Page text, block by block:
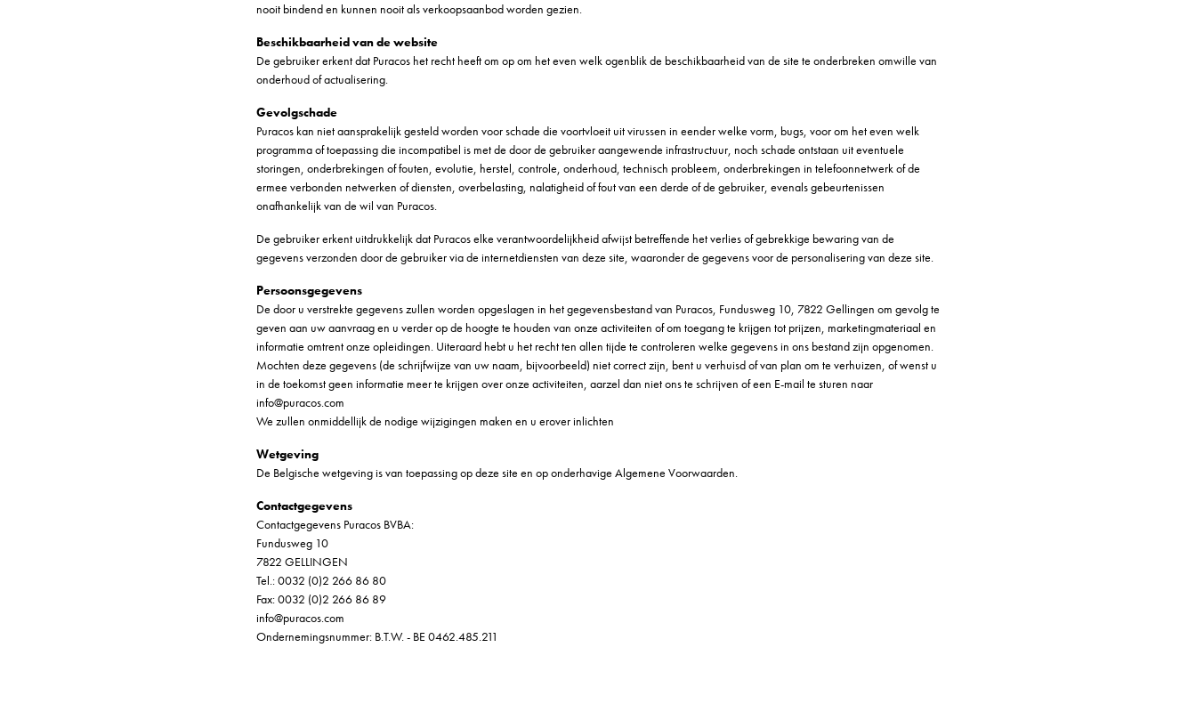
nooit bindend en kunnen nooit als verkoopsaanbod worden gezien.
Beschikbaarheid van de website
De gebruiker erkent dat Puracos het recht heeft om op om het even welk ogenblik de beschikbaarheid van de site te onderbreken omwille van
onderhoud of actualisering.
Gevolgschade
Puracos kan niet aansprakelijk gesteld worden voor schade die voortvloeit uit virussen in eender welke vorm, bugs, voor om het even welk
programma of toepassing die incompatibel is met de door de gebruiker aangewende infrastructuur, noch schade ontstaan uit eventuele
storingen, onderbrekingen of fouten, evolutie, herstel, controle, onderhoud, technisch probleem, onderbrekingen in telefoonnetwerk of de
ermee verbonden netwerken of diensten, overbelasting, nalatigheid of fout van een derde of de gebruiker, evenals gebeurtenissen
onafhankelijk van de wil van Puracos.
De gebruiker erkent uitdrukkelijk dat Puracos elke verantwoordelijkheid afwijst betreffende het verlies of gebrekkige bewaring van de
gegevens verzonden door de gebruiker via de internetdiensten van deze site, waaronder de gegevens voor de personalisering van deze site.
Persoonsgegevens
De door u verstrekte gegevens zullen worden opgeslagen in het gegevensbestand van Puracos, Fundusweg 10, 7822 Gellingen om gevolg te
geven aan uw aanvraag en u verder op de hoogte te houden van onze activiteiten of om toegang te krijgen tot prijzen, marketingmateriaal en
informatie omtrent onze opleidingen. Uiteraard hebt u het recht ten allen tijde te controleren welke gegevens in ons bestand zijn opgenomen.
Mochten deze gegevens (de schrijfwijze van uw naam, bijvoorbeeld) niet correct zijn, bent u verhuisd of van plan om te verhuizen, of wenst u
in de toekomst geen informatie meer te krijgen over onze activiteiten, aarzel dan niet ons te schrijven of een E-mail te sturen naar
info@puracos.com
We zullen onmiddellijk de nodige wijzigingen maken en u erover inlichten
Wetgeving
De Belgische wetgeving is van toepassing op deze site en op onderhavige Algemene Voorwaarden.
Contactgegevens
Contactgegevens Puracos BVBA:
Fundusweg 10
7822 GELLINGEN
Tel.: 0032 (0)2 266 86 80
Fax: 0032 (0)2 266 86 89
info@puracos.com
Ondernemingsnummer: B.T.W. - BE 0462.485.211